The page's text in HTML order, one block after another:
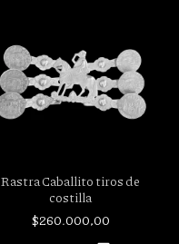
Rastra Caballito tiros de
costilla
$260.000,00